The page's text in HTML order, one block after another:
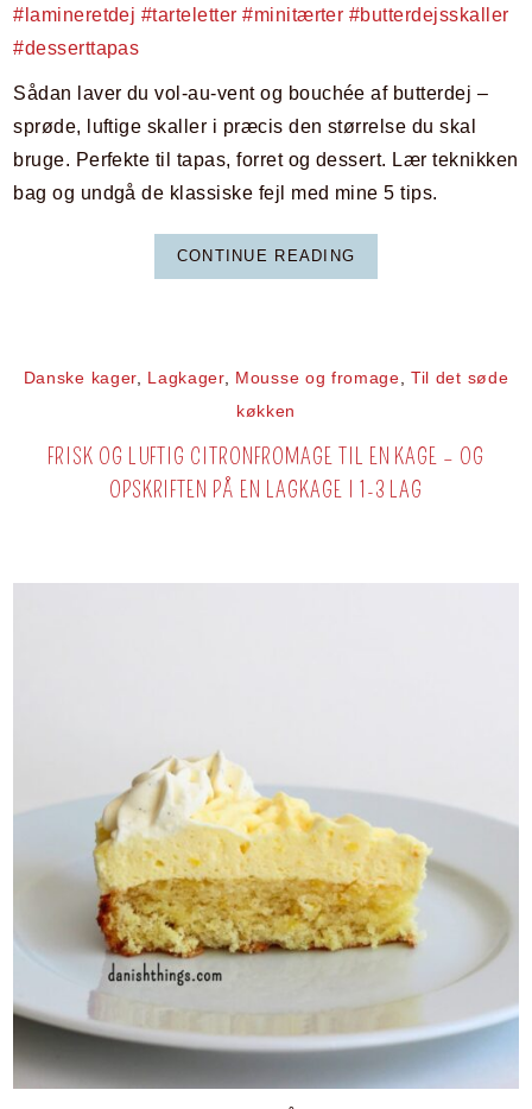
Sådan laver du vol-au-vent og bouchée af butterdej –
sprøde, luftige skaller i præcis den størrelse du skal
bruge. Perfekte til tapas, forret og dessert. Lær teknikken
bag og undgå de klassiske fejl med mine 5 tips.
CONTINUE READING
Danske kager, Lagkager, Mousse og fromage ,Til det søde
køkken
FRISK OG LUFTIG CITRONFROMAGE TIL EN KAGE – OG
OPSKRIFTEN PÅ EN LAGKAGE I 1-3 LAG